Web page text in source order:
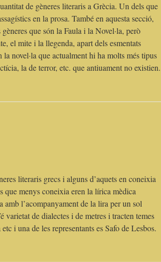
de gèneres literaris a Grècia. Un dels que
en la prosa. També en aquesta secció,
que són la Faula i la Novel·la, però
el mite i la llegenda, apart dels esmentats
novel·la que actualment hi ha molts més tipus
la de terror, etc. que antiuament no existien.
literaris grecs i alguns d’aquets en coneixia
que menys coneixia eren la lírica mèdica
amb l’acompanyament de la lira per un sol
de dialectes i de metres i tracten temes
i una de les representants es Safo de Lesbos.